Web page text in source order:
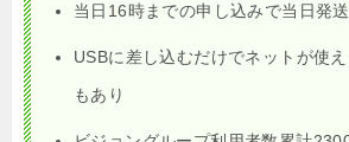
当日16時までの申し込みで当日発
USBに差し込むだけでネットが使
もあり